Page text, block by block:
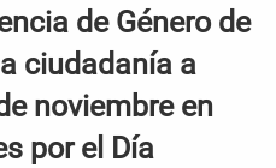
de Género de
ciudadanía a
noviembre en
por el Día